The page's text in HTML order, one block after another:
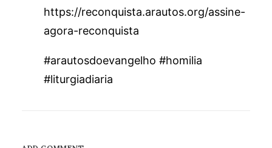
https://reconquista.arautos.org/assine-
agora-reconquista
#arautosdoevangelho #homilia
#liturgiadiaria